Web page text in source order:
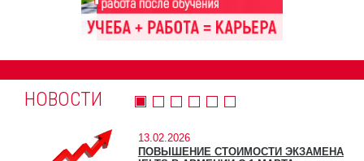
НОВОСТИ
13.02.2026
ПОВЫШЕНИЕ СТОИМОСТИ ЭКЗАМЕНА